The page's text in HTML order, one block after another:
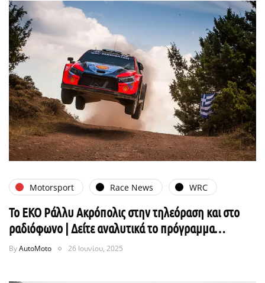
Motorsport Race News WRC
Το ΕΚΟ Ράλλυ Ακρόπολις στην τηλεόραση και στο
ραδιόφωνο | Δείτε αναλυτικά το πρόγραμμα…
ByAutoMoto 26 Ιουνίου, 2025